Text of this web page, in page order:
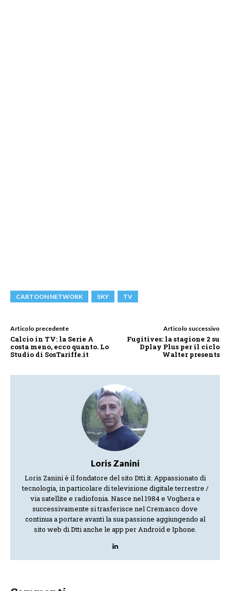
CARTOON NETWORK SKY TV
Articolo precedente
Calcio in TV: la Serie A
costa meno, ecco quanto. Lo
Studio di SosTariffe.it
Articolo successivo
Fugitives: la stagione 2 su
Dplay Plus per il ciclo
Walter presents
Loris Zanini
Loris Zanini è il fondatore del sito Dtti.it. Appassionato di
tecnologia, in particolare di televisione digitale terrestre /
via satellite e radiofonia. Nasce nel 1984 e Voghera e
successivamente si trasferisce nel Cremasco dove
continua a portare avanti la sua passione aggiungendo al
sito web di Dtti anche le app per Android e Iphone.